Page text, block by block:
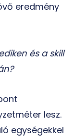
eredmény
és a skill
lesz.
egységekkel